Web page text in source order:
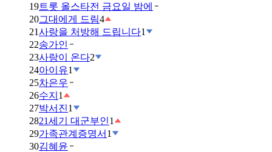
19트롯 올스타전 금요일 밤에
20그대에게 드림4
21사랑을 처방해 드립니다1
22송가인
23사랑이 온다2
24아이유1
25차은우
26수지 1
27박서진1
2821세기 대군부인1
29가족관계증명서 1
30김혜윤